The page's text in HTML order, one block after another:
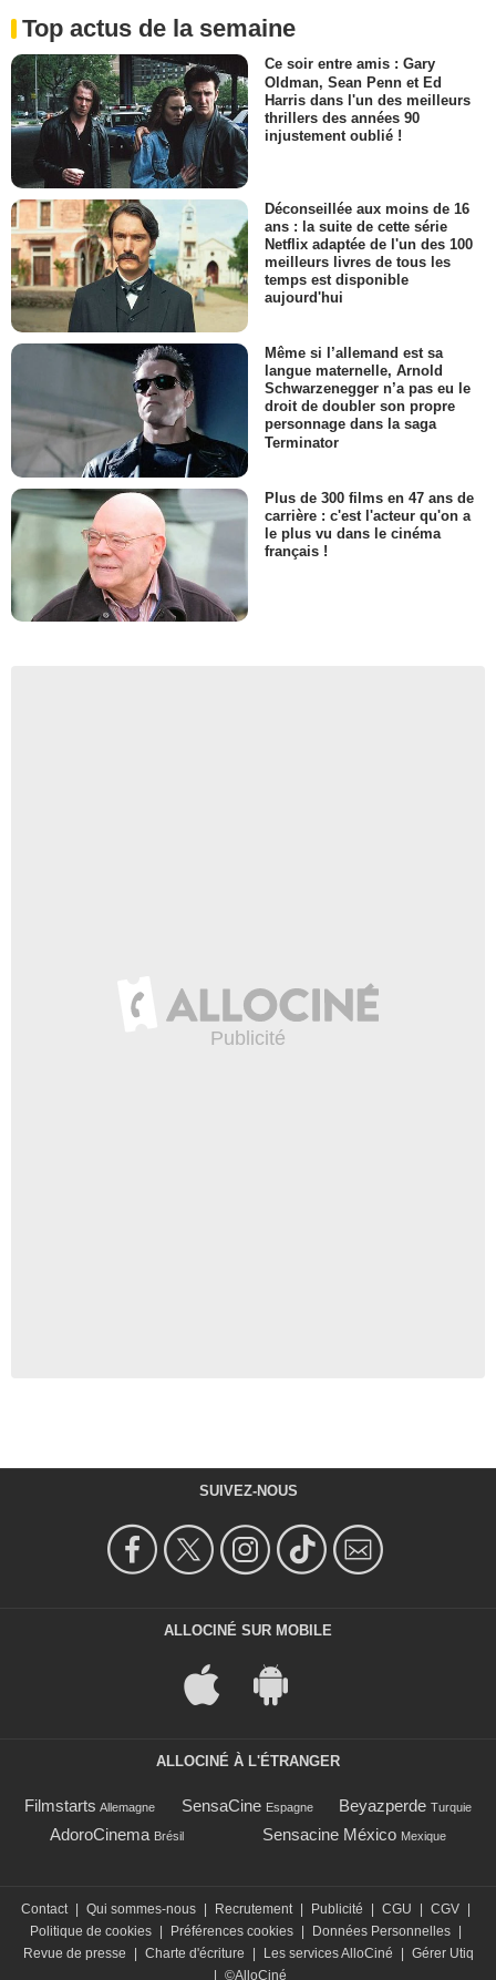
Top actus de la semaine
Ce soir entre amis : Gary
Oldman, Sean Penn et Ed
Harris dans l'un des meilleurs
thrillers des années 90
injustement oublié !
Déconseillée aux moins de 16
ans : la suite de cette série
Netflix adaptée de l'un des 100
meilleurs livres de tous les
temps est disponible
aujourd'hui
Même si l’allemand est sa
langue maternelle, Arnold
Schwarzenegger n’a pas eu le
droit de doubler son propre
personnage dans la saga
Terminator
Plus de 300 films en 47 ans de
carrière : c'est l'acteur qu'on a
le plus vu dans le cinéma
français !
SUIVEZ-NOUS
ALLOCINÉ SUR MOBILE
ALLOCINÉ À L'ÉTRANGER
Filmstarts Allemagne SensaCine Espagne Beyazperde Turquie
AdoroCinema Brésil Sensacine México Mexique
Contact Qui sommes-nous Recrutement Publicité CGU CGV
Politique de cookies
Préférences cookies Données Personnelles
Revue de presse
Charte d'écriture Les services AlloCiné
Gérer Utiq
©AlloCiné